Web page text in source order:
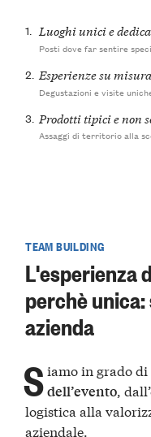
1. Luoghi unici e
Posti dove far sentire
2. Esperienze su misura
Degustazioni e visite
3. Prodotti tipici e non
Assaggi di territorio alla
TEAM BUILDING
L'esperienza
perchè
azienda
Siamo in grado di
dell’evento,
logistica alla
aziendale.